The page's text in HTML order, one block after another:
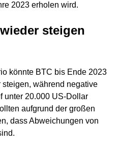
2023 erholen wird.
steigen
könnte BTC bis Ende 2023
während negative
unter 20.000 US-Dollar
aufgrund der großen
dass Abweichungen von